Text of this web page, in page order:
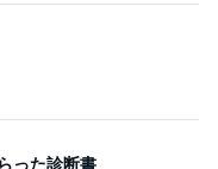
いう現実